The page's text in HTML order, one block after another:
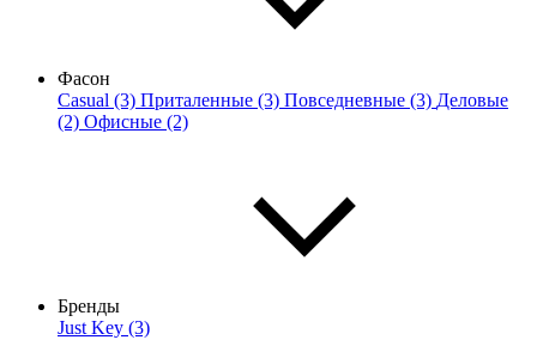
Фасон
Casual (3) Приталенные (3) Повседневные (3) Деловые
(2) Офисные (2)
Бренды
Just Key (3)